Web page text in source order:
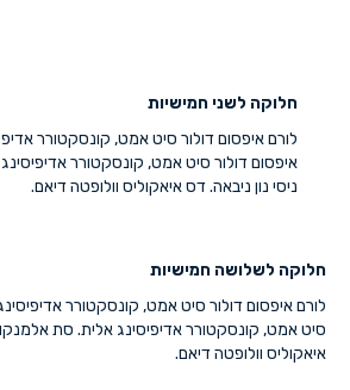
חלוקה לשני חמישיות
לורם איפסום דולור סיט אמט, קונסקטורר
איפסום דולור סיט אמט, קונסקטורר
ניסי נון ניבאה. דס איאקוליס וולופטה דיאם.
חלוקה לשלושה חמישיות
לורם איפסום דולור סיט אמט, קונסקטורר
סיט אמט, קונסקטורר אדיפיסינג אלית. סת
איאקוליס וולופטה דיאם.